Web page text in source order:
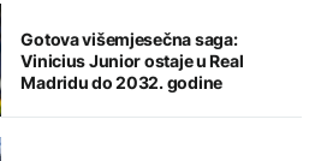
Gotova višemjesečna saga:
Vinicius Junior ostaje u Real
Madridu do 2032. godine